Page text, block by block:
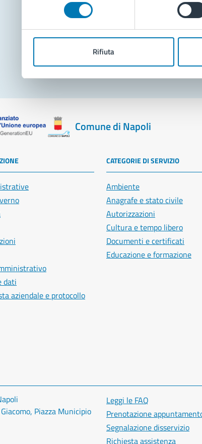
Rifiuta
Prenota
Problemi in
Comune di Napoli
dati
aziendale e protocollo
CATEGORIE DI SERVIZIO
Ambiente
Anagrafe e stato civile
Autorizzazioni
Cultura e tempo libero
Documenti e certificati
Educazione e formazione
Piazza Municipio
Leggi le FAQ
Prenotazione
Segnalazione disservizio
Richiesta assistenza